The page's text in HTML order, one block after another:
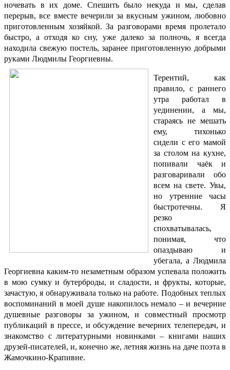
ночевать в их доме. Спешить было некуда и мы, сделав
перерыв, все вместе вечерили за вкусным ужином, любовно
приготовленным хозяйкой. За разговорами время пролетало
быстро, а отходя ко сну, уже далеко за полночь, я всегда
находила свежую постель, заранее приготовленную добрыми
руками Людмилы Георгиевны.
Терентий, как
правило, с раннего
утра работал в
уединении, а мы,
стараясь не мешать
ему, тихонько
сидели с его мамой
за столом на кухне,
попивали чаёк и
разговаривали обо
всем на свете. Увы,
но утренние часы
быстротечны. Я
резко
спохватывалась,
понимая, что
опаздываю и
убегала, а Людмила
Георгиевна каким-то незаметным образом успевала положить
в мою сумку и бутерброды, и сладости, и фрукты, которые,
зачастую, я обнаруживала только на работе. Подобных теплых
воспоминаний в моей душе накопилось немало – и вечерние
душевные разговоры за ужином, и совместный просмотр
публикаций в прессе, и обсуждение вечерних телепередач, и
знакомство с литературными новинками – книгами наших
друзей-писателей, и, конечно же, летняя жизнь на даче поэта в
Жамочкино-Крапивне.